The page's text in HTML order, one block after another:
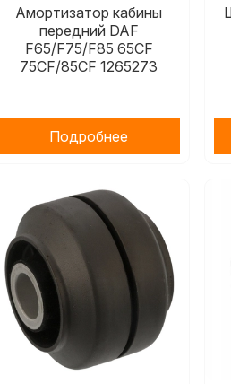
Амортизатор кабины
передний DAF
F65/F75/F85 65CF
75CF/85CF 1265273
Подробнее